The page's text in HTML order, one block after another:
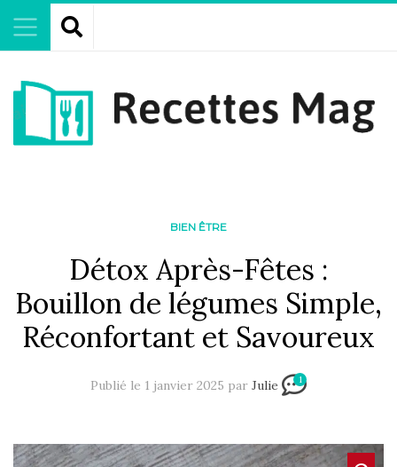
BIEN ÊTRE
Détox Après-Fêtes :
Bouillon de légumes Simple,
Réconfortant et Savoureux
Publié le 1 janvier 2025 par Julie 1